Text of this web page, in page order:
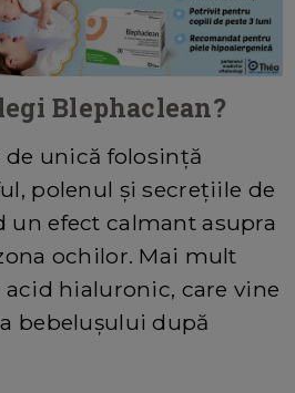
Blephaclean?
de unică folosință
polenul și secrețiile de
un efect calmant asupra
ochilor. Mai mult
hialuronic, care vine
bebelușului după